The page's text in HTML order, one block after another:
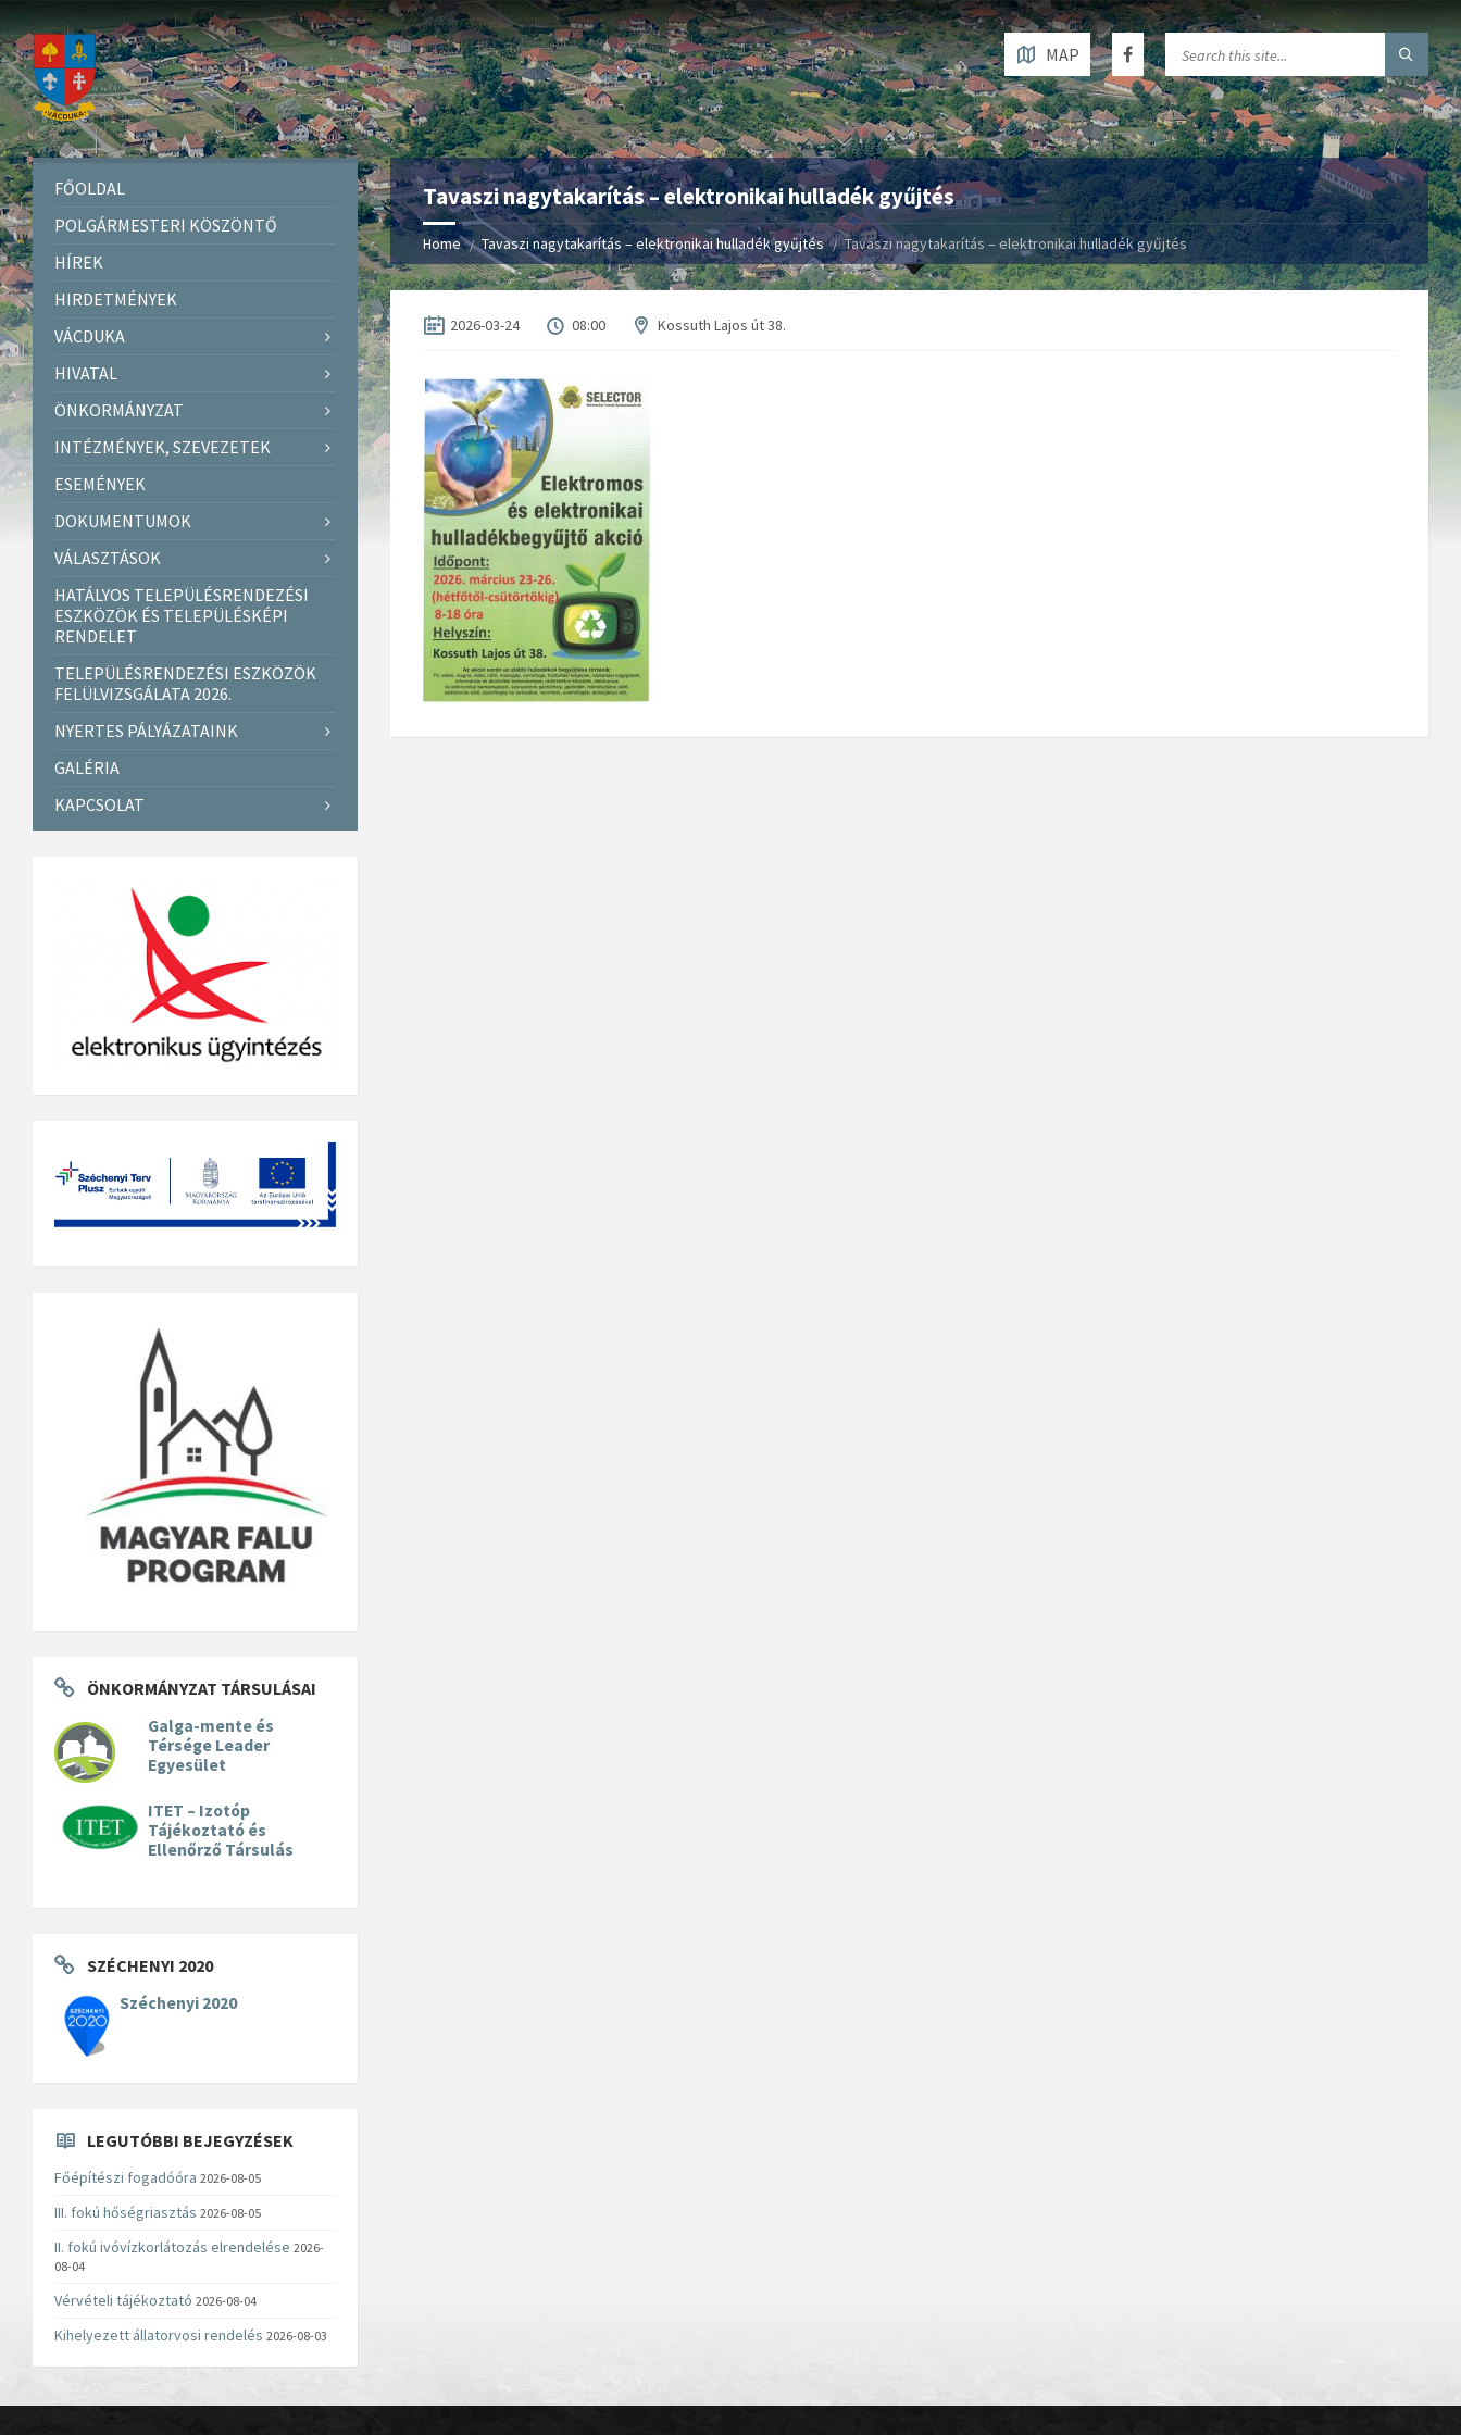
MAP
Tavaszi nagytakarítás – elektronikai hulladék gyűjtés
Home Tavaszi nagytakarítás – elektronikai hulladék gyűjtés Tavaszi nagytakarítás – elektronikai hulladék gyűjtés
2026-03-24 08:00 Kossuth Lajos út 38.
FŐOLDAL
POLGÁRMESTERI KÖSZÖNTŐ
HÍREK
HIRDETMÉNYEK
VÁCDUKA
HIVATAL
ÖNKORMÁNYZAT
INTÉZMÉNYEK, SZEVEZETEK
ESEMÉNYEK
DOKUMENTUMOK
VÁLASZTÁSOK
HATÁLYOS TELEPÜLÉSRENDEZÉSI
ESZKÖZÖK ÉS TELEPÜLÉSKÉPI
RENDELET
TELEPÜLÉSRENDEZÉSI ESZKÖZÖK
FELÜLVIZSGÁLATA 2026.
NYERTES PÁLYÁZATAINK
GALÉRIA
KAPCSOLAT
ÖNKORMÁNYZAT TÁRSULÁSAI
Galga-mente és
Térsége Leader
Egyesület
ITET – Izotóp
Tájékoztató és
Ellenőrző Társulás
SZÉCHENYI 2020
Széchenyi 2020
LEGUTÓBBI BEJEGYZÉSEK
Főépítészi fogadóóra 2026-08-05
III. fokú hőségriasztás 2026-08-05
II. fokú ivóvízkorlátozás elrendelése 2026-
08-04
Vérvételi tájékoztató 2026-08-04
Kihelyezett állatorvosi rendelés 2026-08-03